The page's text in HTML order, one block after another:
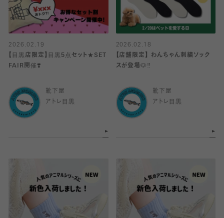
2026.02.19
【目黒店限定】目黒5点セット★SET
FAIR開催❣️
靴下屋
アトレ目黒
2026.02.18
【店舗限定】 わんちゃん刺繍ソック
スが登場🐶‼️
靴下屋
アトレ目黒